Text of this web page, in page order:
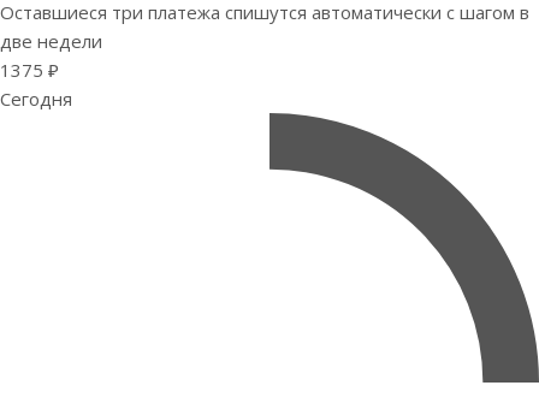
Оставшиеся три платежа спишутся автоматически с шагом в
две недели
1375 ₽
Сегодня